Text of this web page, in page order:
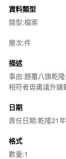
資料類型
類型:檔案
層次:件
描述
事由:題覆八旗乾
相符者毋庸議外鑲
日期
責任日期:乾隆21
格式
數量:1